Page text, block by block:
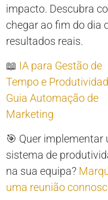
impacto. Descubra
chegar ao fim do dia
resultados reais.
📖 IA para Gestão de
Tempo e
Guia Automação de
Marketing
🎯 Quer implementar
sistema de
na sua equipa?
uma reunião